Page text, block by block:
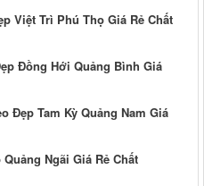
Việt Trì Phú Thọ Giá Rẻ Chất
Đồng Hới Quảng Bình Giá
Đẹp Tam Kỳ Quảng Nam Giá
Ngãi Giá Rẻ Chất